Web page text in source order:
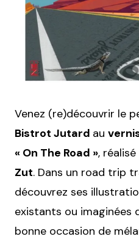
Venez (re)découvrir le
Bistrot Jutard au
« On The Road »,
Zut. Dans un road trip
découvrez ses
existants ou imaginées
bonne occasion de